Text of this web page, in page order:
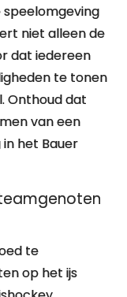
speelomgeving
niet alleen de
dat iedereen
te tonen
Onthoud dat
van een
het Bauer
te
op het ijs